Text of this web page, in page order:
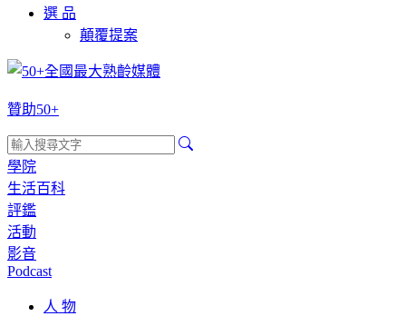
選 品
顛覆提案
贊助50+
學院
生活百科
評鑑
活動
影音
Podcast
人 物